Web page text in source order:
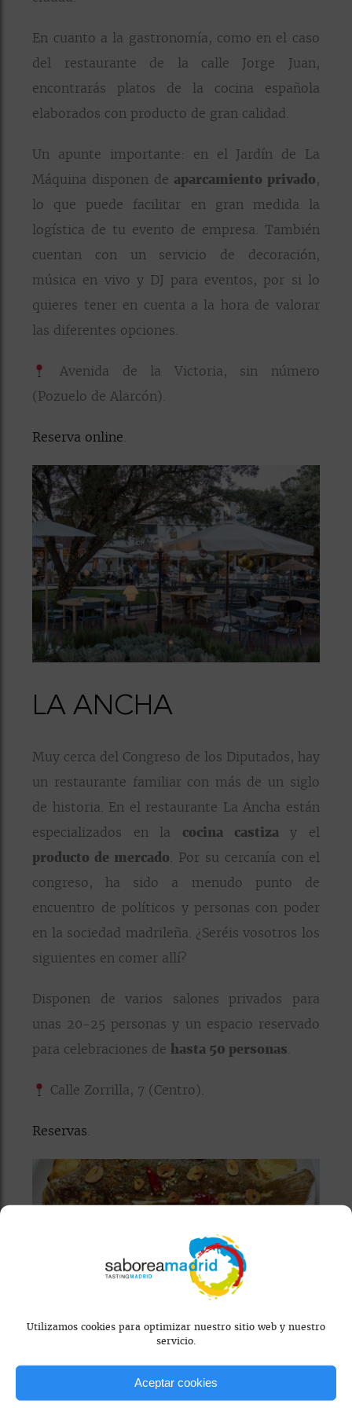
Utilizamos cookies para optimizar nuestro sitio web y nuestro
servicio.
Aceptar cookies
En cuanto a la gastronomía, como en el caso
del restaurante de la calle Jorge Juan,
encontrarás platos de la cocina española
elaborados con producto de gran calidad.
Un apunte importante: en el Jardín de La
Máquina disponen deaparcamiento privado,
lo que puede facilitar en gran medida la
logística de tu evento de empresa. También
cuentan con un servicio de decoración,
música en vivo y DJ para eventos, por si lo
quieres tener en cuenta a la hora de valorar
las diferentes opciones.
Avenida de la Victoria, sin número
(Pozuelo de Alarcón).
Reserva online.
LA ANCHA
Muy cerca del Congreso de los Diputados, hay
un restaurante familiar con más de un siglo
de historia. En el restaurante La Ancha están
especializados en la cocina castizay el
producto de mercado. Por su cercanía con el
congreso, ha sido a menudo punto de
encuentro de políticos y personas con poder
en la sociedad madrileña. ¿Seréis vosotros los
siguientes en comer allí?
Disponen de varios salones privados para
unas 20-25 personas y un espacio reservado
para celebraciones dehasta 50 personas.
Calle Zorrilla, 7 (Centro).
Reservas.
ALLÉGORIE
¿Buscas algo diferente? Allégorie es un